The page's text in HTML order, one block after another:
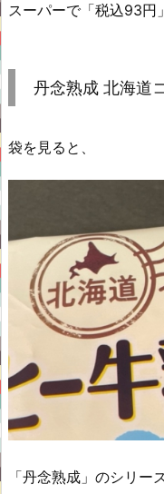
スーパーで「税込93円
丹念熟成 北海道
袋を見ると、
「丹念熟成」のシリー